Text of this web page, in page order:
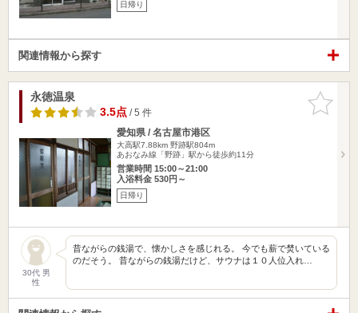
日帰り
関連情報から探す
お気に入
りに追加
永徳温泉
3.5点/ 5 件
愛知県 / 名古屋市港区
大高駅7.88km 野跡駅804m
あおなみ線「野跡」駅から徒歩約11分
営業時間 15:00～21:00
入浴料金 530円～
日帰り
30代 男
性
昔ながらの銭湯で、懐かしさを感じれる。 今でも薪で焚いている
のだそう。 昔ながらの銭湯だけど、サウナは１０人位入れ…